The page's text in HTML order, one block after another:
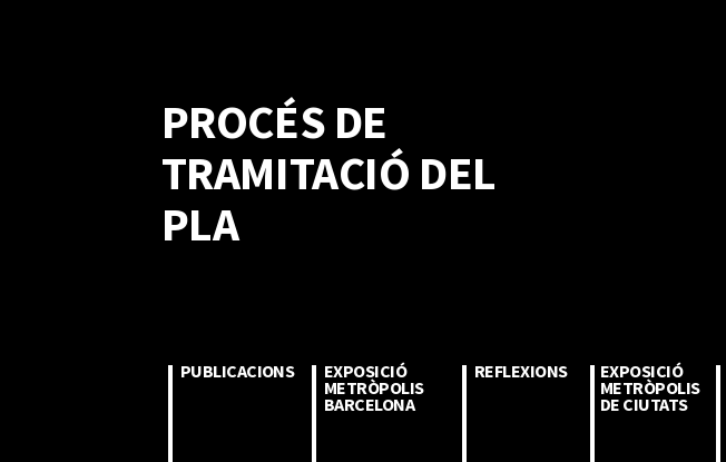
PROCÉS DE
TRAMITACIÓ DEL
PLA
PUBLICACIONS EXPOSICIÓ
METRÒPOLIS
BARCELONA
REFLEXIONS EXPOSICIÓ
METRÒPOLIS
DE CIUTATS